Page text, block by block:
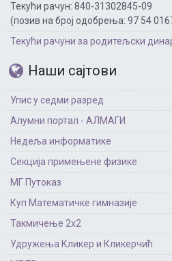
Текући рачун: 840-31302845-09
(позив на број одобрења: 97 54
Текући рачуни за родитељски
Наши сајтови
Упис у седми разред
Алумни портал - АЛМАГИ
Недеља информатике
Секција примењене физике
МГ Путоказ
Куп Математичке гимназије
Такмичење 2х2
Удружења Кликер и Кликерчић